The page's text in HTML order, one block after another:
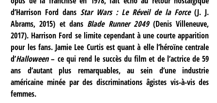
d’Harrison Ford dansStar Wars : Le Réveil de la Force(J. J.
Abrams, 2015) et dans Blade Runner 2049(Denis Villeneuve,
2017). Harrison Ford se limite cependant à une courte apparition
pour les fans. Jamie Lee Curtis est quant à elle l’héroïne centrale
d’Halloween– ce qui rend le succès du film et de l’actrice de 59
ans d’autant plus remarquables, au sein d’une industrie
américaine minée par des discriminations âgistes vis-à-vis des
femmes.